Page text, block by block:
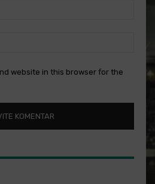
website in this browser for the